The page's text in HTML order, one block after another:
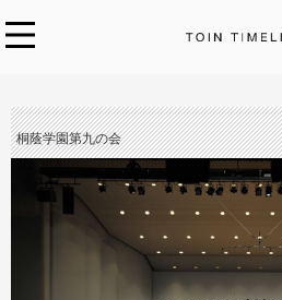
桐蔭学園第九の会